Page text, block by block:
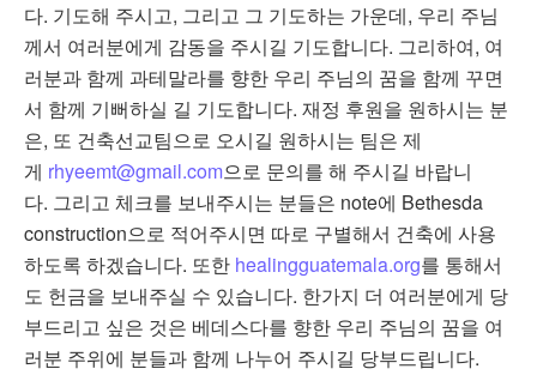
다. 기도해 주시고, 그리고 그 기도하는 가운데, 우리 주님
께서 여러분에게 감동을 주시길 기도합니다. 그리하여, 여
러분과 함께 과테말라를 향한 우리 주님의 꿈을 함께 꾸면
서 함께 기뻐하실 길 기도합니다. 재정 후원을 원하시는 분
은, 또 건축선교팀으로 오시길 원하시는 팀은 제
게 rhyeemt@gmail.com으로 문의를 해 주시길 바랍니
다. 그리고 체크를 보내주시는 분들은 note에 Bethesda
construction으로 적어주시면 따로 구별해서 건축에 사용
하도록 하겠습니다. 또한 healingguatemala.org를 통해서
도 헌금을 보내주실 수 있습니다. 한가지 더 여러분에게 당
부드리고 싶은 것은 베데스다를 향한 우리 주님의 꿈을 여
러분 주위에 분들과 함께 나누어 주시길 당부드립니다.